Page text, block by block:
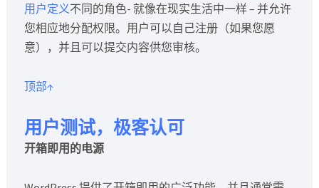
用户定义不同的角色- 就像在现实生活中一样 – 并允许
您相应地分配权限。用户可以自己注册（如果您愿
意），并且可以提交内容供您审核。
顶部↑
用户测试，极客认可
开箱即用的电源